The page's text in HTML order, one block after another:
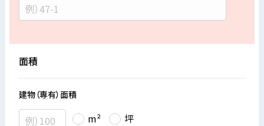
面積
建物（専有）面積
m² 坪